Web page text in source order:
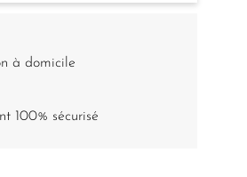
à domicile
100% sécurisé